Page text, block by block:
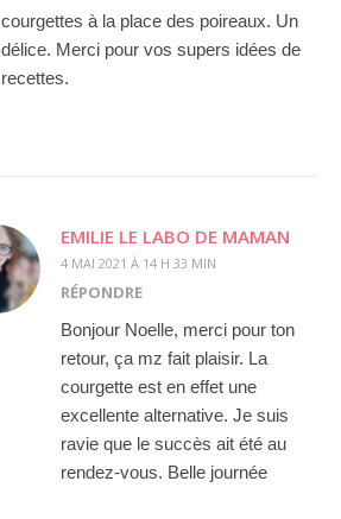
courgettes à la place des poireaux. Un
délice. Merci pour vos supers idées de
recettes.
EMILIE LE LABO DE MAMAN
4 MAI 2021 À 14 H 33 MIN
RÉPONDRE
Bonjour Noelle, merci pour ton
retour, ça mz fait plaisir. La
courgette est en effet une
excellente alternative. Je suis
ravie que le succès ait été au
rendez-vous. Belle journée